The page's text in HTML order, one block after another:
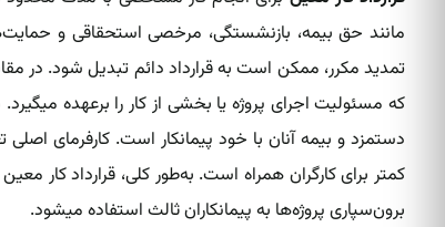
مانند حق بیمه، بازنشستگی، مرخصی استحقاقی و
تمدید مکرر، ممکن است به قرارداد دائم تبدیل شود. در
که مسئولیت اجرای پروژه یا بخشی از کار را برعهده
دستمزد و بیمه آنان با خود پیمانکار است. کارفرمای اصلی
کمتر برای کارگران همراه است. به‌طور کلی، قرارداد کار
برون‌سپاری پروژه‌ها به پیمانکاران ثالث استفاده میشود.